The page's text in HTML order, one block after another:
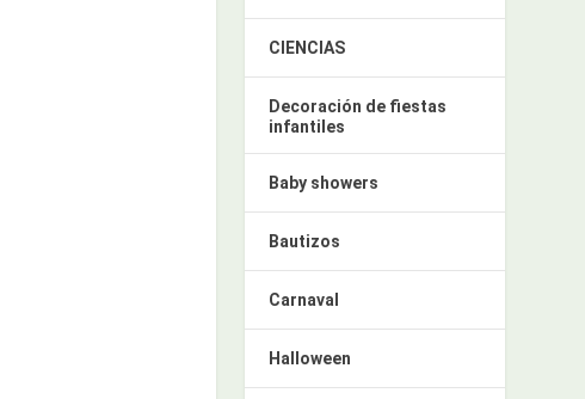
CIENCIAS
Decoración de fiestas
infantiles
Baby showers
Bautizos
Carnaval
Halloween